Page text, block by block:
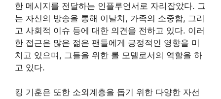
한 메시지를 전달하는 인플루언서로 자리잡았다. 그
는 자신의 방송을 통해 이날치, 가족의 소중함, 그리
고 사회적 이슈 등에 대한 의견을 전하고 있다. 이러
한 접근은 많은 젊은 팬들에게 긍정적인 영향을 미
치고 있으며, 그들을 위한 롤 모델로서의 역할을 하
고 있다.
킹 기훈은 또한 소외계층을 돕기 위한 다양한 자선